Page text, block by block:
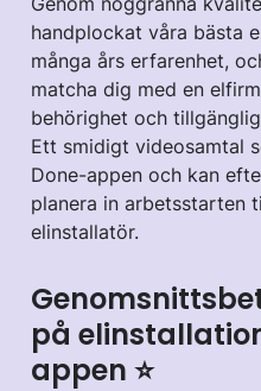
handplockat våra bästa
många års erfarenhet,
matcha dig med en
behörighet och
Ett smidigt videosamtal
Done-appen och kan
planera in arbetsstarten
elinstallatör.
på
appen ⭐️